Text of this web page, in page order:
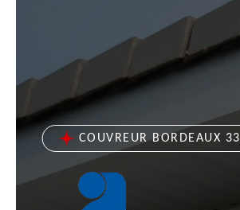
COUVREUR BORDEAUX 33